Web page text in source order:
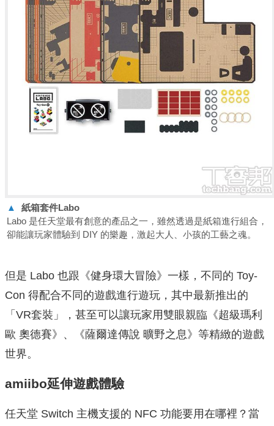
▲
紙箱套件Labo
Labo 是任天堂最有創意的產品之一，雖然透過是紙箱進行組合，
卻能讓玩家體驗到 DIY 的樂趣，激起大人、小孩的工藝之魂。
但是 Labo 也跟《健身環大冒險》一樣，不同的 Toy-
Con 得配合不同的遊戲進行遊玩，其中最新推出的
「VR套裝」，甚至可以讓玩家用雙眼親臨《超級瑪利
歐 奧德賽》、《薩爾達傳說 曠野之息》等精緻的遊戲
世界。
amiibo延伸遊戲體驗
任天堂 Switch 主機支援的 NFC 功能要用在哪裡？當